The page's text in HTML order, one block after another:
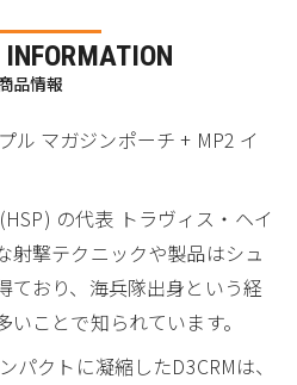
品情報
ル マガジンポーチ + MP2 イ
の代表 トラヴィス・ヘイ
射撃テクニックや製品はシュ
ており、海兵隊出身という経
ことで知られています。
パクトに凝縮したD3CRMは、